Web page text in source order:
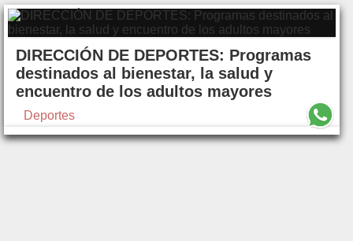
DIRECCIÓN DE DEPORTES: Programas
destinados al bienestar, la salud y
encuentro de los adultos mayores
Deportes